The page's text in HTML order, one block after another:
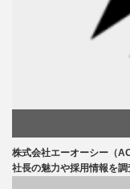
株式会社エーオーシー（
社長の魅力や採用情報を調